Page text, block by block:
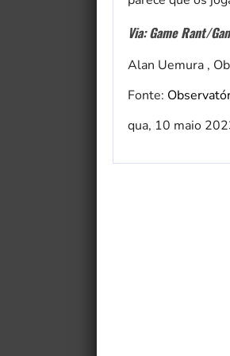
Via: Game Rant/
Alan Uemura ,
Fonte:
qua, 10 maio